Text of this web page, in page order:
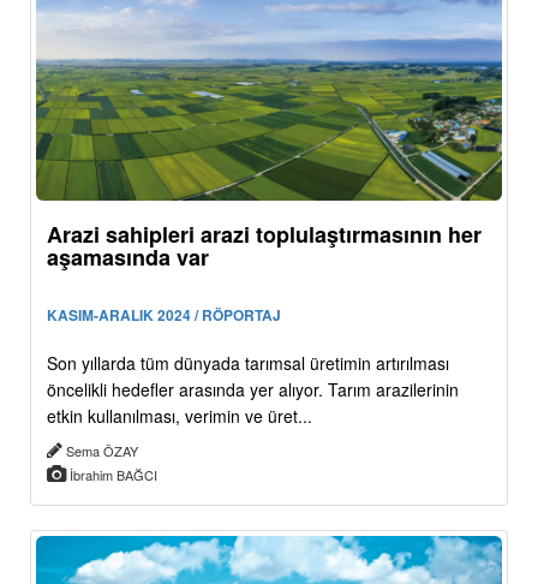
Arazi sahipleri arazi toplulaştırmasının her
aşamasında var
KASIM-ARALIK 2024 / RÖPORTAJ
Son yıllarda tüm dünyada tarımsal üretimin artırılması
öncelikli hedefler arasında yer alıyor. Tarım arazilerinin
etkin kullanılması, verimin ve üret...
Sema ÖZAY
İbrahim BAĞCI